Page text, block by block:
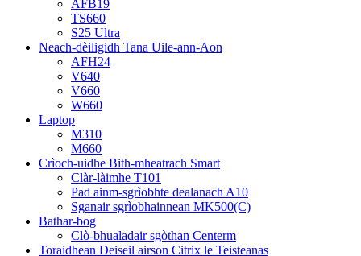
AFB19
TS660
S25 Ultra
Neach-dèiligidh Tana Uile-ann-Aon
AFH24
V640
V660
W660
Laptop
M310
M660
Crìoch-uidhe Bith-mheatrach Smart
Clàr-làimhe T101
Pad ainm-sgrìobhte dealanach A10
Sganair sgrìobhainnean MK500(C)
Bathar-bog
Clò-bhualadair sgòthan Centerm
Toraidhean Deiseil airson Citrix le Teisteanas